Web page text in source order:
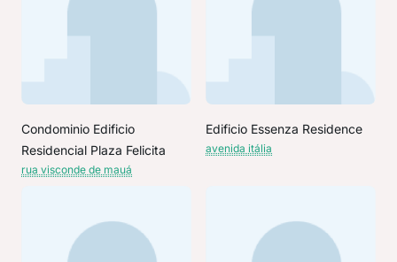
Condominio Edificio
Residencial Plaza Felicita
rua visconde de mauá
Edificio Essenza Residence
avenida itália